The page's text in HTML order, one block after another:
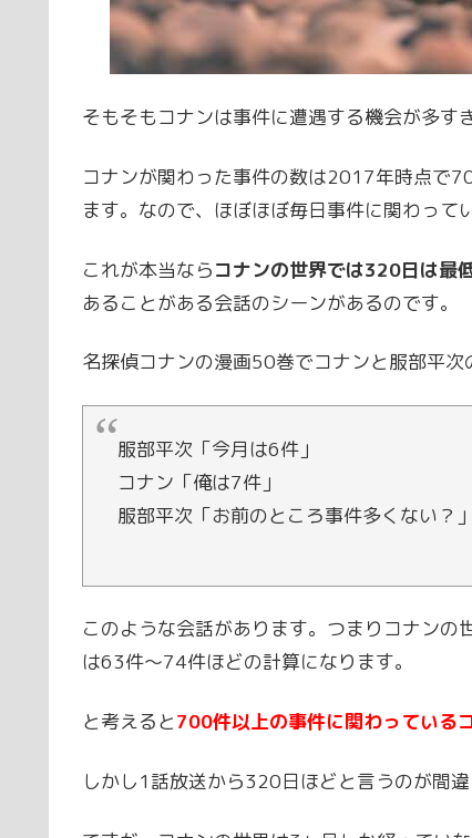
そもそもコナンは事件に遭遇する機会が多す
コナンが関わった事件の数は2017年時点で
ます。なので、ほぼほぼ毎日事件に関わって
これが本当ならコナンの世界では320日は最
あることがある会話のシーンがあるのです。
名探偵コナンの漫画50巻でコナンと服部平次
服部平次「今月は6件」
コナン「俺は7件」
服部平次「お前のところ事件多くない？」
このような会話があります。つまりコナン
は63件〜74件ほどの計算になります。
と考えると700件以上の事件に関わっている
しかし1話放送から320日ほどと言うのが間